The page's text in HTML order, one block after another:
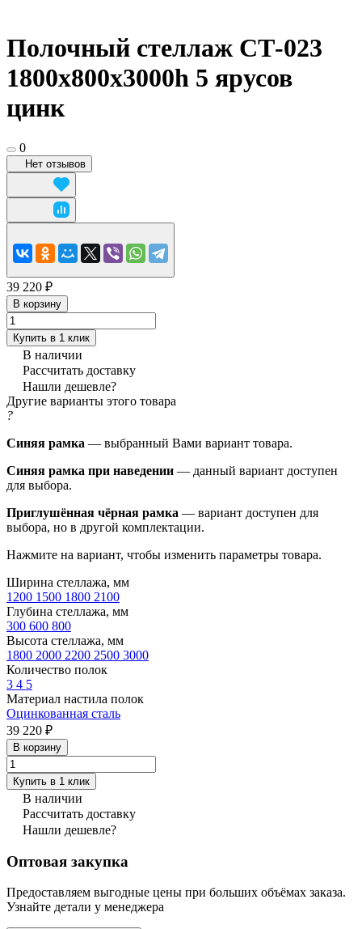
Полочный стеллаж СТ-023
1800x800х3000h 5 ярусов
цинк
0
Нет отзывов
39 220 ₽
В корзину
Купить в 1 клик
В наличии
Рассчитать доставку
Нашли дешевле?
Другие варианты этого товара
?
Синяя рамка — выбранный Вами вариант товара.
Синяя рамка при наведении — данный вариант доступен
для выбора.
Приглушённая чёрная рамка — вариант доступен для
выбора, но в другой комплектации.
Нажмите на вариант, чтобы изменить параметры товара.
Ширина стеллажа, мм
1200 1500 1800 2100
Глубина стеллажа, мм
300 600 800
Высота стеллажа, мм
1800 2000 2200 2500 3000
Количество полок
3 4 5
Материал настила полок
Оцинкованная сталь
39 220 ₽
В корзину
Купить в 1 клик
В наличии
Рассчитать доставку
Нашли дешевле?
Оптовая закупка
Предоставляем выгодные цены при больших объёмах заказа.
Узнайте детали у менеджера